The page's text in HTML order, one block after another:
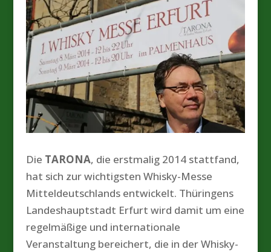
Die TARONA, die erstmalig 2014 stattfand,
hat sich zur wichtigsten Whisky-Messe
Mitteldeutschlands entwickelt. Thüringens
Landeshauptstadt Erfurt wird damit um eine
regelmäßige und internationale
Veranstaltung bereichert, die in der Whisky-